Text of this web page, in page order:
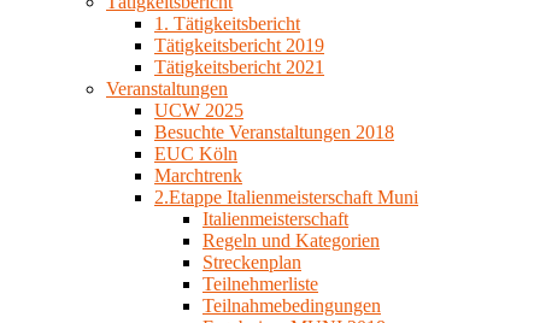
1. Tätigkeitsbericht
Tätigkeitsbericht 2019
Tätigkeitsbericht 2021
Veranstaltungen
UCW 2025
Besuchte Veranstaltungen 2018
EUC Köln
Marchtrenk
2.Etappe Italienmeisterschaft Muni
Italienmeisterschaft
Regeln und Kategorien
Streckenplan
Teilnehmerliste
Teilnahmebedingungen